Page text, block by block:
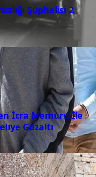
Şüphelisi 2
İcra Memuru İle
Gözaltı